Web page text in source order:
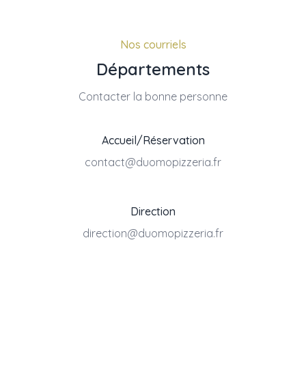
Nos courriels
Départements
Contacter la bonne personne
Accueil/Réservation
contact@duomopizzeria.fr
Direction
direction@duomopizzeria.fr